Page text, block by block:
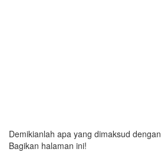
Demikianlah apa yang dimaksud dengan
Bagikan halaman ini!